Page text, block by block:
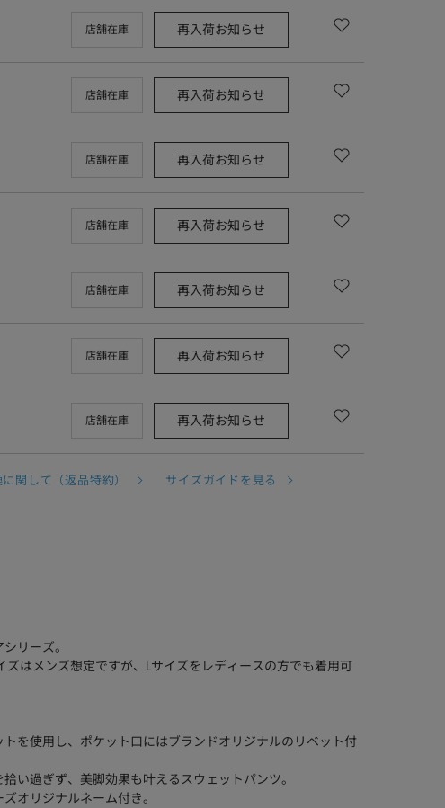
店舗在庫 再入荷お知らせ
店舗在庫 再入荷お知らせ
店舗在庫 再入荷お知らせ
店舗在庫 再入荷お知らせ
店舗在庫 再入荷お知らせ
店舗在庫 再入荷お知らせ
店舗在庫 再入荷お知らせ
関して（返品特約）
サイズガイドを見る
リーズ。
ズはメンズ想定ですが、Lサイズをレディースの方でも着用可
を使用し、ポケット口にはブランドオリジナルのリベット付
い過ぎず、美脚効果も叶えるスウェットパンツ。
オリジナルネーム付き。